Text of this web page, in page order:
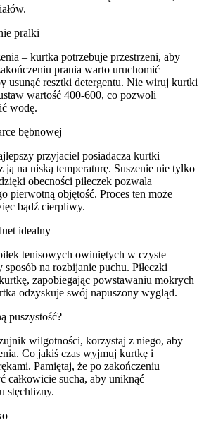
pralki
– kurtka potrzebuje przestrzeni, aby
prania warto uruchomić
usunąć resztki detergentu. Nie wiruj kurtki
wartość 400-600, co pozwoli
wodę.
bębnowej
przyjaciel posiadacza kurtki
na niską temperaturę. Suszenie nie tylko
obecności piłeczek pozwala
pierwotną objętość. Proces ten może
bądź cierpliwy.
idealny
tenisowych owiniętych w czyste
na rozbijanie puchu. Piłeczki
zapobiegając powstawaniu mokrych
odzyskuje swój napuszony wygląd.
puszystość?
wilgotności, korzystaj z niego, aby
Co jakiś czas wyjmuj kurtkę i
Pamiętaj, że po zakończeniu
całkowicie sucha, aby uniknąć
stęchlizny.